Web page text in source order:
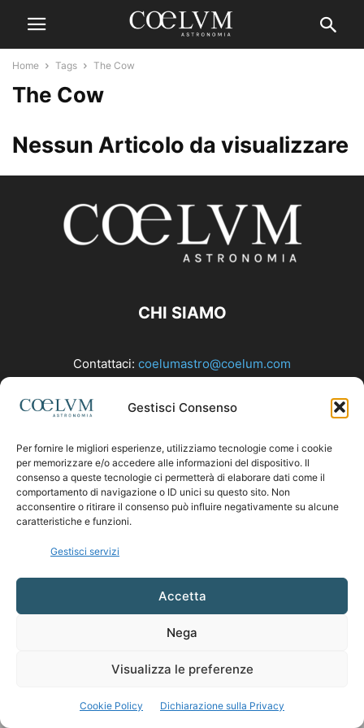
Gestisci Consenso
Per fornire le migliori esperienze, utilizziamo tecnologie come i cookie
per memorizzare e/o accedere alle informazioni del dispositivo. Il
consenso a queste tecnologie ci permetterà di elaborare dati come il
comportamento di navigazione o ID unici su questo sito. Non
acconsentire o ritirare il consenso può influire negativamente su alcune
caratteristiche e funzioni.
Gestisci servizi
Accetta
Nega
Visualizza le preferenze
Cookie Policy Dichiarazione sulla Privacy
Home Tags The Cow
The Cow
Nessun Articolo da visualizzare
CHI SIAMO
Contattaci: coelumastro@coelum.com
SEGUICI